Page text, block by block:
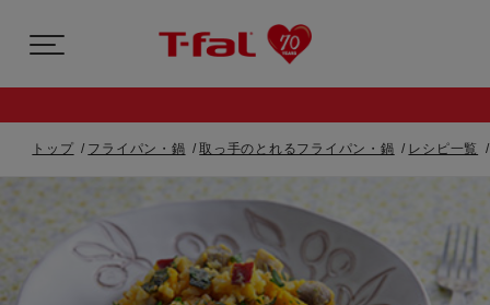
トップ フライパン・鍋 取っ手のとれるフライパン・鍋 レシピ一覧